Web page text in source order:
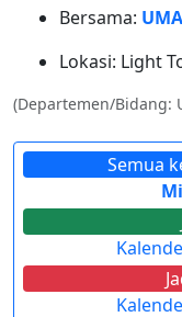
Bersama:
Lokasi: Light
(Departemen/Bidang:
Semua